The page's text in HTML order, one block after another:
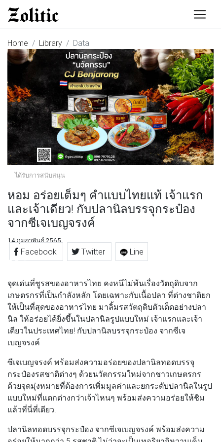
Home Library Data
ได้รับการสนับสนุน
หอม อร่อยเต็มๆ คำแบบไทยแท้ เจ้าแรก
และเจ้าเดียว! กับปลานิลบรรจุกระป๋อง
จากซีเจเบญจรงค์
14 กุมภาพันธ์ 2565
Facebook Twitter Line
จุดเด่นที่ชูรสของอาหารไทย คงหนีไม่พ้นเรื่องวัตถุดิบจาก
เกษตรกรที่เป็นกำลังหลัก โดยเฉพาะกับเนื้อปลา ที่ต่างชาติยก
ให้เป็นที่สุดของอาหารไทย มาลิ้มรสวัตถุดิบตัวเด็ดอย่างปลา
นิล ให้อร่อยได้ยิ่งขึ้นในปลานิลรูปแบบใหม่ เจ้าแรกและเจ้า
เดียวในประเทศไทย! กับปลานิลบรรจุกระป๋อง จากซีเจ
เบญจรงค์
ซีเจเบญจรงค์ พร้อมส่งความอร่อยของปลานิลทอดบรรจุ
กระป๋องรสชาติต่างๆ ด้วยนวัตกรรมใหม่จากชาวเกษตรกร
ด้วยจุดมุ่งหมายที่ต้องการเพิ่มมูลค่าและยกระดับปลานิลในรูป
แบบใหม่ที่แตกต่างกว่าเจ้าไหนๆ พร้อมส่งความอร่อยให้ชิม
แล้วที่นี่ที่เดียว!
ปลานิลทอดบรรจุกระป๋อง จากซีเจเบญจรงค์ พร้อมส่งความ